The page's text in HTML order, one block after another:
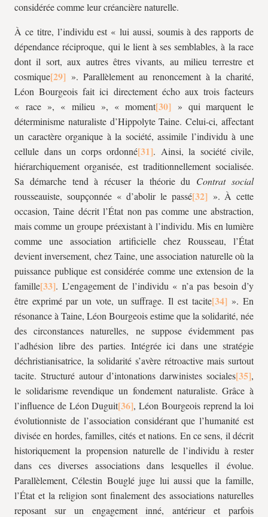
considérée comme leur créancière naturelle.
À ce titre, l’individu est « lui aussi, soumis à des rapports de
dépendance réciproque, qui le lient à ses semblables, à la race
dont il sort, aux autres êtres vivants, au milieu terrestre et
cosmique
». Parallèlement au renoncement à la charité,
Léon Bourgeois fait ici directement écho aux trois facteurs
« race », « milieu », « moment
» qui marquent le
déterminisme naturaliste d’Hippolyte Taine. Celui-ci, affectant
un caractère organique à la société, assimile l’individu à une
cellule dans un corps ordonné
. Ainsi, la société civile,
hiérarchiquement organisée, est traditionnellement socialisée.
Sa démarche tend à récuser la théorie du Contrat social
rousseauiste, soupçonnée « d’abolir le passé
». À cette
occasion, Taine décrit l’État non pas comme une abstraction,
mais comme un groupe préexistant à l’individu. Mis en lumière
comme une association artificielle chez Rousseau, l’État
devient inversement, chez Taine, une association naturelle où la
puissance publique est considérée comme une extension de la
famille
. L’engagement de l’individu « n’a pas besoin d’y
être exprimé par un vote, un suffrage. Il est tacite
». En
résonance à Taine, Léon Bourgeois estime que la solidarité, née
des circonstances naturelles, ne suppose évidemment pas
l’adhésion libre des parties. Intégrée ici dans une stratégie
déchristianisatrice, la solidarité s’avère rétroactive mais surtout
tacite. Structuré autour d’intonations darwinistes sociales
,
le solidarisme revendique un fondement naturaliste. Grâce à
l’influence de Léon Duguit
, Léon Bourgeois reprend la loi
évolutionniste de l’association considérant que l’humanité est
divisée en hordes, familles, cités et nations. En ce sens, il décrit
historiquement la propension naturelle de l’individu à rester
dans ces diverses associations dans lesquelles il évolue.
Parallèlement, Célestin Bouglé juge lui aussi que la famille,
l’État et la religion sont finalement des associations naturelles
reposant sur un engagement inné, antérieur et parfois